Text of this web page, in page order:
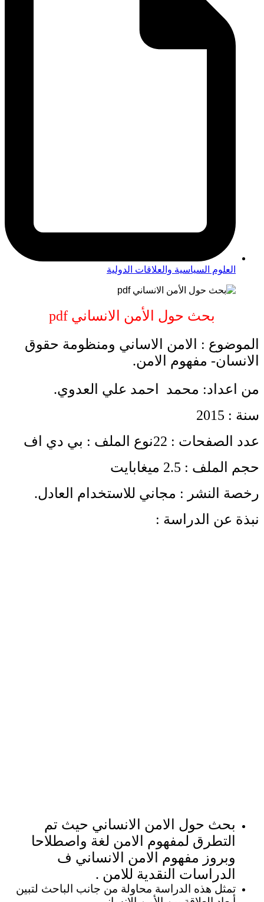
العلوم السياسية والعلاقات الدولية
بحث حول الأمن الانساني pdf
الموضوع : الامن الاساني ومنظومة حقوق
الانسان- مفهوم الامن.
من اعداد: محمد احمد علي العدوي.
سنة : 2015
عدد الصفحات : 22نوع الملف : بي دي اف
حجم الملف : 2.5 ميغابايت
رخصة النشر : مجاني للاستخدام العادل.
نبذة عن الدراسة :
بحث حول الامن الانساني حيث تم
التطرق لمفهوم الامن لغة واصطلاحا
وبروز مفهوم الامن الانساني ف
الدراسات النقدية للامن .
تمثل هذه الدراسة محاولة من جانب الباحث لتبين